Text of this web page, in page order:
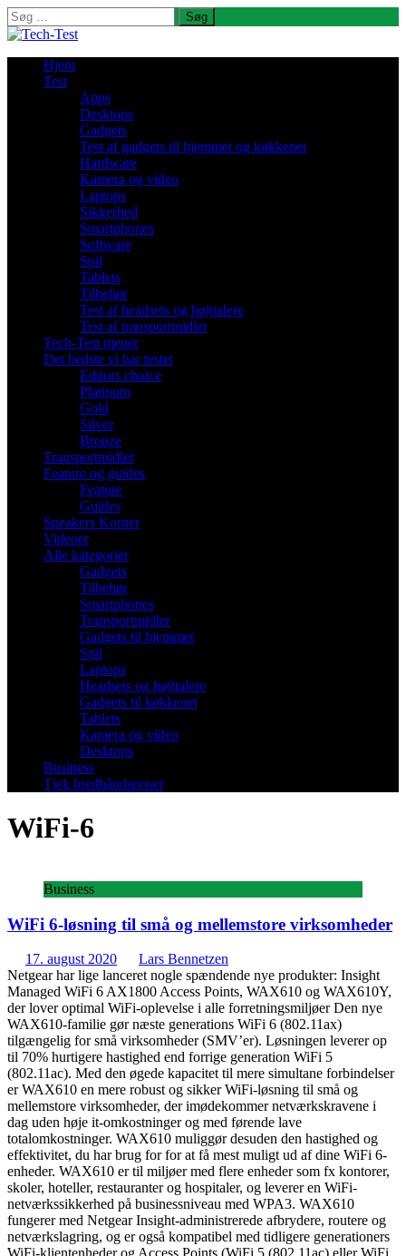
Søg
efter:
Hjem
Test
Apps
Desktops
Gadgets
Test af gadgets til hjemmet og køkkenet
Hardware
Kamera og video
Laptops
Sikkerhed
Smartphones
Software
Spil
Tablets
Tilbehør
Test af headsets og højttalere
Test af transportmidler
Tech-Test mener
Det bedste vi har testet
Editors choice
Platinum
Gold
Silver
Bronze
Transportmidler
Feature og guides
Feature
Guides
Speakers Korner
Videoer
Alle kategorier
Gadgets
Tilbehør
Smartphones
Transportmidler
Gadgets til hjemmet
Spil
Laptops
Headsets og højttalere
Gadgets til køkkenet
Tablets
Kamera og video
Desktops
Business
Tjek bredbåndspriser
WiFi-6
Business
WiFi 6-løsning til små og mellemstore virksomheder
17. august 2020
Lars Bennetzen
Netgear har lige lanceret nogle spændende nye produkter: Insight
Managed WiFi 6 AX1800 Access Points, WAX610 og WAX610Y,
der lover optimal WiFi-oplevelse i alle forretningsmiljøer Den nye
WAX610-familie gør næste generations WiFi 6 (802.11ax)
tilgængelig for små virksomheder (SMV’er). Løsningen leverer op
til 70% hurtigere hastighed end forrige generation WiFi 5
(802.11ac). Med den øgede kapacitet til mere simultane forbindelser
er WAX610 en mere robust og sikker WiFi-løsning til små og
mellemstore virksomheder, der imødekommer netværkskravene i
dag uden høje it-omkostninger og med førende lave
totalomkostninger. WAX610 muliggør desuden den hastighed og
effektivitet, du har brug for for at få mest muligt ud af dine WiFi 6-
enheder. WAX610 er til miljøer med flere enheder som fx kontorer,
skoler, hoteller, restauranter og hospitaler, og leverer en WiFi-
netværkssikkerhed på businessniveau med WPA3. WAX610
fungerer med Netgear Insight-administrerede afbrydere, routere og
netværkslagring, og er også kompatibel med tidligere generationers